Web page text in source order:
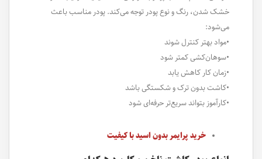
خشک شدن، رنگ و نوع پودر توجه می‌کند. پودر مناسب باعث
می‌شود:
•مواد بهتر کنترل شوند
•سوهان‌کشی کمتر شود
•زمان کار کاهش یابد
•کاشت بدون ترک و شکستگی باشد
•کارآموز بتواند سریع‌تر حرفه‌ای شود
خرید پرایمر بدون اسید با کیفیت